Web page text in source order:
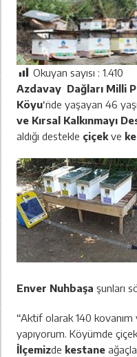
Okuyan sayısı :1.410
Azdavay Dağları Milli
Köyu‘̈nde yaşayan 46
ve Kırsal Kalkınmayı
aldığı destekle çiçek ve
Enver Nuhbaşa şunları
“Aktif olarak 140 kovanım
yapıyorum. Köyümde
İlçemizde kestane